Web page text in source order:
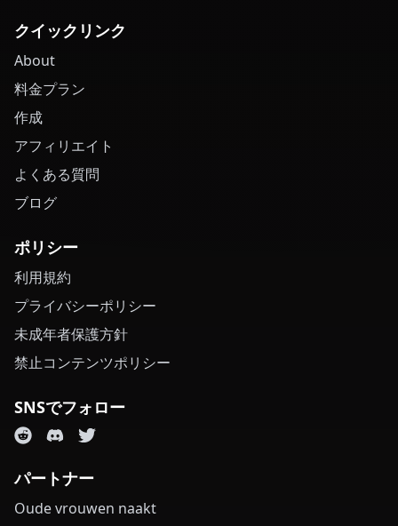
クイックリンク
About
料金プラン
作成
アフィリエイト
よくある質問
ブログ
ポリシー
利用規約
プライバシーポリシー
未成年者保護方針
禁止コンテンツポリシー
SNSでフォロー
パートナー
Oude vrouwen naakt